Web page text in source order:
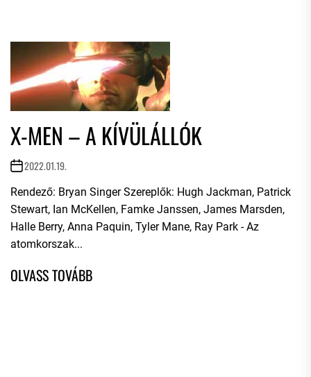
X-MEN – A KÍVÜLÁLLÓK
2022.01.19.
Rendező: Bryan Singer Szereplők: Hugh Jackman, Patrick
Stewart, Ian McKellen, Famke Janssen, James Marsden,
Halle Berry, Anna Paquin, Tyler Mane, Ray Park - Az
atomkorszak...